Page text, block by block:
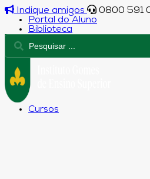
Indique amigos
0800 591
Portal do Aluno
Biblioteca
Cursos